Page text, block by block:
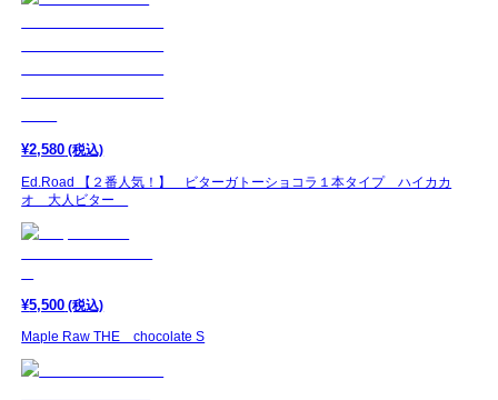
¥2,580 (税込)
Ed.Road 【２番人気！】 ビターガトーショコラ１本タイプ ハイカカ
オ 大人ビター
¥5,500 (税込)
Maple Raw THE chocolate S